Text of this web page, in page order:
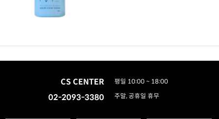
CS CENTER
02-2093-3380
평일 10:00 ~ 18:00
주말, 공휴일 휴무